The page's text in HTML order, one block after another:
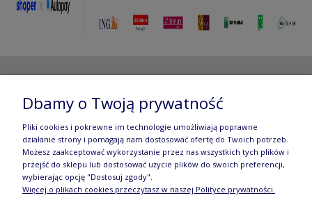
Jerozolimskie 49, 00-696 Warszawa | e-mail:
manufaktura.com|
Wszelkie prawa zastrzeżone. Fotografie oraz opisy zamieszczone
Dbamy o Twoją prywatność
Pliki cookies i pokrewne im technologie umożliwiają poprawne
działanie strony i pomagają nam dostosować ofertę do Twoich potrzeb.
Możesz zaakceptować wykorzystanie przez nas wszystkich tych plików i
przejść do sklepu lub dostosować użycie plików do swoich preferencji,
wybierając opcję "Dostosuj zgody".
Więcej o plikach cookies przeczytasz w naszej Polityce prywatności.